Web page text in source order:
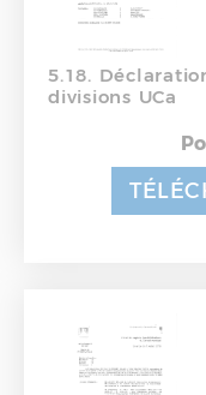
5.18.
divisions UCa